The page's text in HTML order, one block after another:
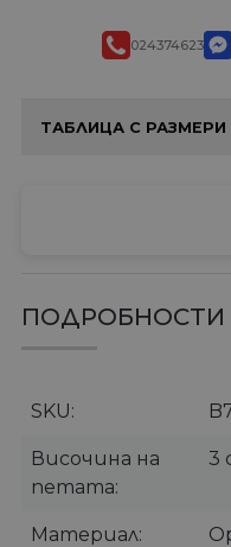
024374623
ТАБЛИЦА С РАЗМЕРИ
ПОДРОБНОСТИ
SKU
Височина на
петата
3
Материал